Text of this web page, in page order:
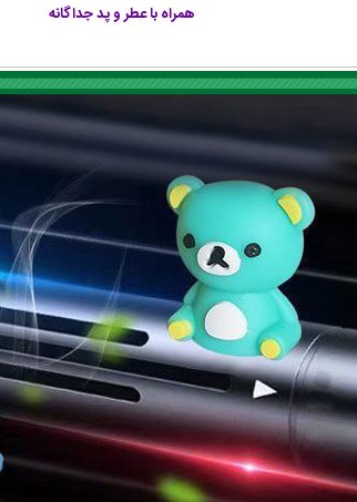
همراه با عطر و پد جداگانه